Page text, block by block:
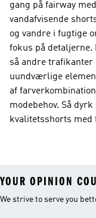
gang på fairway
vandafvisende
og vandre i fugtige
fokus på
så andre trafikanter
uundværlige
af
modebehov. Så
kvalitetsshorts
YOUR OPINION
We strive to serve you